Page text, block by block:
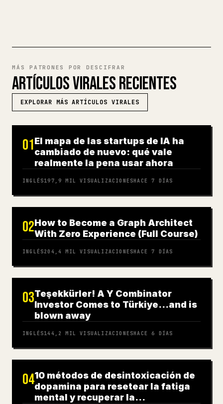
MÁS PATRONES POR DESCIFRAR
ARTÍCULOS VIRALES RECIENTES
EXPLORAR MÁS ARTÍCULOS VIRALES
01El mapa de las startups de IA ha
cambiado de nuevo: qué vale
realmente la pena usar ahora
INGLÉS197,9 MIL VISUALIZACIONESHACE 7 DÍAS
02How to Become a Graph Architect
With Zero Experience (Full Course)
INGLÉS204,4 MIL VISUALIZACIONESHACE 7 DÍAS
03Teşekkürler! A Y Combinator
Investor Comes to Türkiye…and is
blown away
INGLÉS144,2 MIL VISUALIZACIONESHACE 6 DÍAS
0410 métodos de desintoxicación de
dopamina para resetear la fatiga
mental y recuperar la